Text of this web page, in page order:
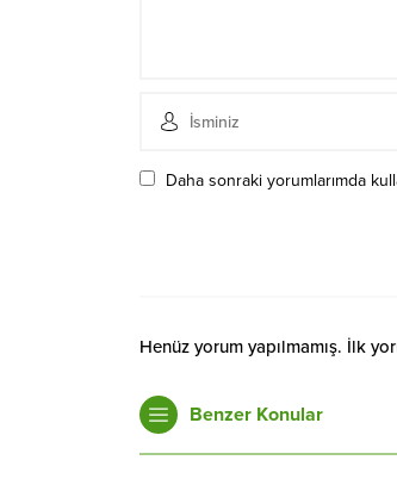
Daha sonraki yorumlarımda
Henüz yorum yapılmamış. İlk
Benzer Konular